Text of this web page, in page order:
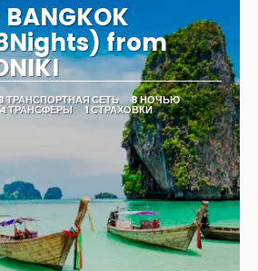
BANGKOK
from
ТРАНСПОРТНАЯ СЕТЬ 8 НОЧЬЮ
4 ТРАНСФЕРЫ 1 СТРАХОВКИ